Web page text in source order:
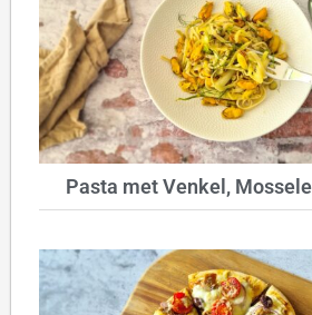
Pasta met Venkel,